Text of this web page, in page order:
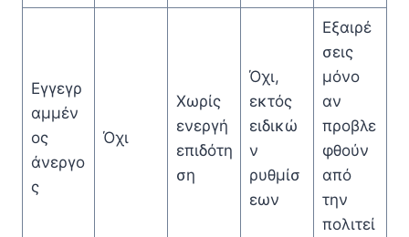
Εγγεγρ
αμμέν
ος
άνεργο
ς
Όχι
Χωρίς
ενεργή
επιδότη
ση
Όχι,
εκτός
ειδικώ
ν
ρυθμίσ
εων
Εξαιρέ
σεις
μόνο
αν
προβλε
φθούν
από
την
πολιτεί